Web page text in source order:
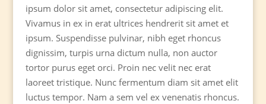
ipsum dolor sit amet, consectetur adipiscing elit.
Vivamus in ex in erat ultrices hendrerit sit amet et
ipsum. Suspendisse pulvinar, nibh eget rhoncus
dignissim, turpis urna dictum nulla, non auctor
tortor purus eget orci. Proin nec velit nec erat
laoreet tristique. Nunc fermentum diam sit amet elit
luctus tempor. Nam a sem vel ex venenatis rhoncus.